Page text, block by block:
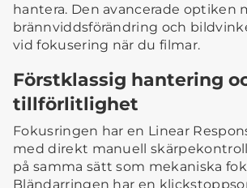
hantera. Den avancerade optiken
brännviddsförändring och
vid fokusering när du filmar.
Förstklassig hantering
tillförlitlighet
Fokusringen har en Linear
med direkt manuell
på samma sätt som mekaniska
Bländarringen har en